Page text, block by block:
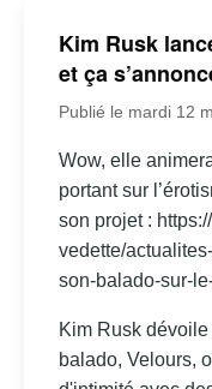
Kim Rusk
et ça
Publié le mardi 12
Wow, elle
portant sur
son projet :
vedette/
son-balado-sur-
Kim Rusk
balado, Velours,